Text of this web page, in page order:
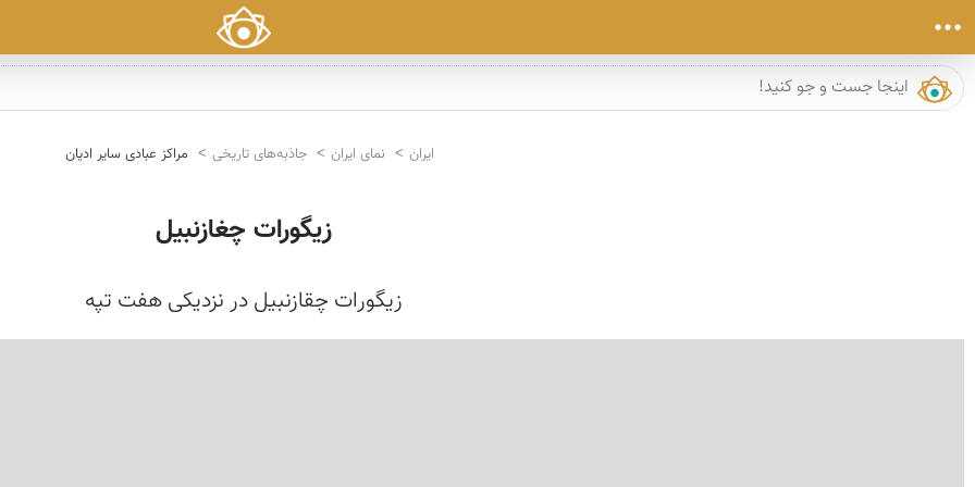
ایران نمای ایران جاذبه‌های تاریخی مراکز عبادی سایر ادیان
زیگورات چغازنبیل
زیگورات چقازنبیل در نزدیکی هفت تپه